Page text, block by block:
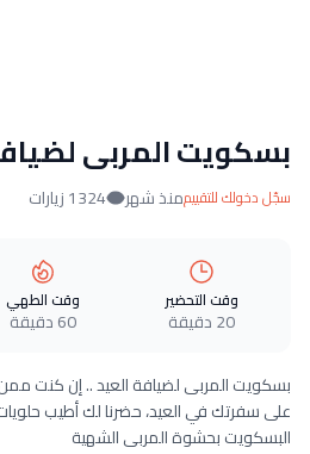
بسكويت المربى
سجّل دخولك للتقييممنذ شهر 1324 زيارات
وقت التحضير
20 دقيقة
وقت الطهي
60 دقيقة
بسكويت المربى لضيافة العيد .. إن كنت
على سفرتك في العيد، حضرنا لك أطيب
البسكويت بحشوة المربى الشهية